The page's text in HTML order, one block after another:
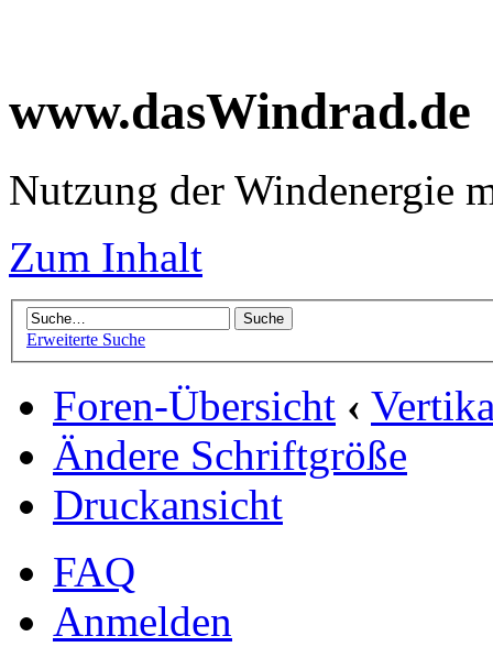
www.dasWindrad.de
Nutzung der Windenergie
Zum Inhalt
Erweiterte Suche
Foren-Übersicht ‹
Ändere Schriftgröße
Druckansicht
FAQ
Anmelden